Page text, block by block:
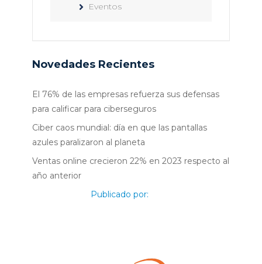
Eventos
Novedades Recientes
El 76% de las empresas refuerza sus defensas
para calificar para ciberseguros
Ciber caos mundial: día en que las pantallas
azules paralizaron al planeta
Ventas online crecieron 22% en 2023 respecto al
año anterior
Publicado por: